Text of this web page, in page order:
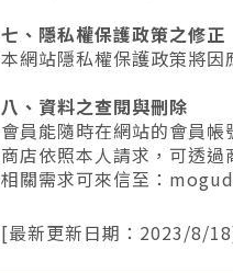
七、隱私權保護政策之修正
本網站隱私權保護政策將因
八、資料之查閱與刪除
會員能隨時在網站的會員
商店依照本人請求，可透
相關需求可來信至：
[最新更新日期：2023/8/